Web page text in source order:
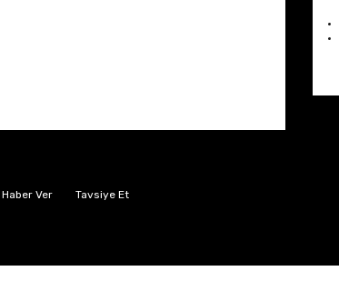
Ver Tavsiye Et